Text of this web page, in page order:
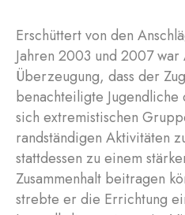
Erschüttert von den
Jahren 2003 und 2007 war
Überzeugung, dass der
benachteiligte Jugendliche
sich extremistischen
randständigen Aktivitäten
stattdessen zu einem
Zusammenhalt beitragen
strebte er die Errichtung